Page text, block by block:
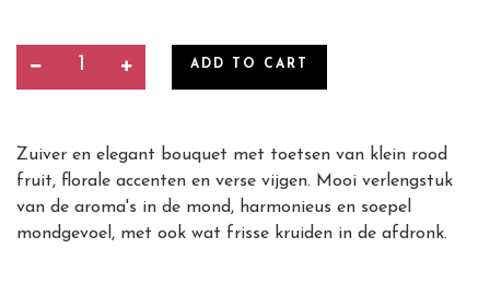
ADD TO CART
Zuiver en elegant bouquet met toetsen van klein rood
fruit, florale accenten en verse vijgen. Mooi verlengstuk
van de aroma's in de mond, harmonieus en soepel
mondgevoel, met ook wat frisse kruiden in de afdronk.